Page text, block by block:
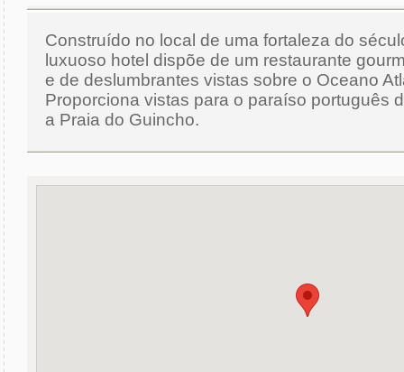
Construído no local de uma fortaleza do
luxuoso hotel dispõe de um restaurante
e de deslumbrantes vistas sobre o Oceano
Proporciona vistas para o paraíso português
a Praia do Guincho.